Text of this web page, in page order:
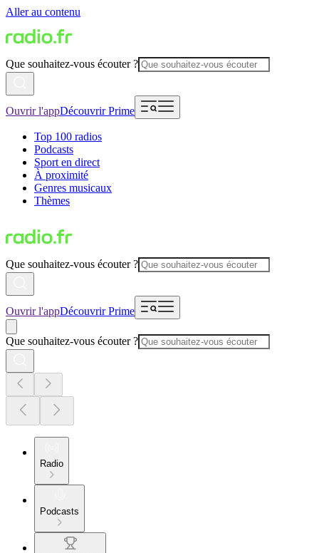
Aller au contenu
Que souhaitez-vous écouter ?
Ouvrir l'appDécouvrir Prime
Top 100 radios
Podcasts
Sport en direct
À proximité
Genres musicaux
Thèmes
Que souhaitez-vous écouter ?
Ouvrir l'appDécouvrir Prime
Que souhaitez-vous écouter ?
Radio
Podcasts